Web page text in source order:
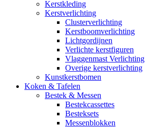
Kerstkleding
Kerstverlichting
Clusterverlichting
Kerstboomverlichting
Lichtgordijnen
Verlichte kerstfiguren
Vlaggenmast Verlichting
Overige kerstverlichting
Kunstkerstbomen
Koken & Tafelen
Bestek & Messen
Bestekcassettes
Besteksets
Messenblokken